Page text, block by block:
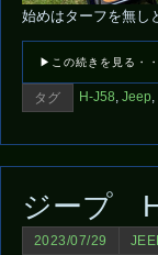
始めはターフを無し
▶この続きを見る・・
タグ H-J58, Jeep,
ジープ
2023/07/29